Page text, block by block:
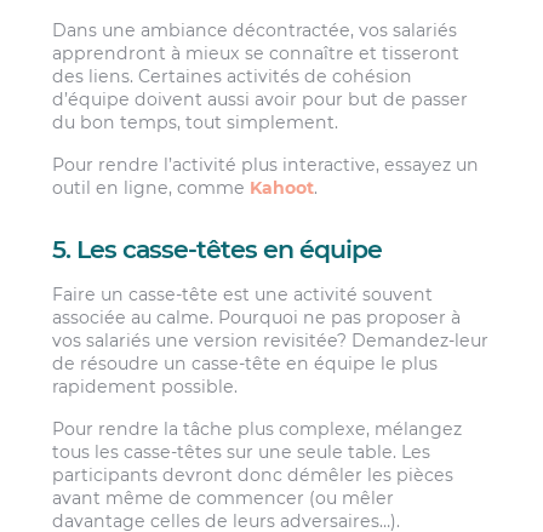
Dans une ambiance décontractée, vos salariés
apprendront à mieux se connaître et tisseront
des liens. Certaines activités de cohésion
d’équipe doivent aussi avoir pour but de passer
du bon temps, tout simplement.
Pour rendre l’activité plus interactive, essayez un
outil en ligne, comme Kahoot.
5. Les casse-têtes en équipe
Faire un casse-tête est une activité souvent
associée au calme. Pourquoi ne pas proposer à
vos salariés une version revisitée? Demandez-leur
de résoudre un casse-tête en équipe le plus
rapidement possible.
Pour rendre la tâche plus complexe, mélangez
tous les casse-têtes sur une seule table. Les
participants devront donc démêler les pièces
avant même de commencer (ou mêler
davantage celles de leurs adversaires…).